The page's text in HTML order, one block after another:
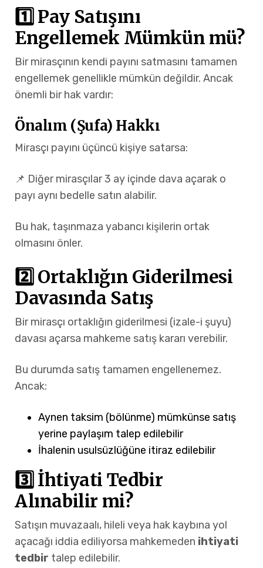
1️⃣ Pay Satışını
Engellemek Mümkün mü?
Bir mirasçının kendi payını satmasını tamamen
engellemek genellikle mümkün değildir. Ancak
önemli bir hak vardır:
Önalım (Şufa) Hakkı
Mirasçı payını üçüncü kişiye satarsa:
📌 Diğer mirasçılar 3 ay içinde dava açarak o
payı aynı bedelle satın alabilir.
Bu hak, taşınmaza yabancı kişilerin ortak
olmasını önler.
2️⃣ Ortaklığın Giderilmesi
Davasında Satış
Bir mirasçı ortaklığın giderilmesi (izale-i şuyu)
davası açarsa mahkeme satış kararı verebilir.
Bu durumda satış tamamen engellenemez.
Ancak:
Aynen taksim (bölünme) mümkünse satış
yerine paylaşım talep edilebilir
İhalenin usulsüzlüğüne itiraz edilebilir
3️⃣ İhtiyati Tedbir
Alınabilir mi?
Satışın muvazaalı, hileli veya hak kaybına yol
açacağı iddia ediliyorsa mahkemeden ihtiyati
tedbir talep edilebilir.